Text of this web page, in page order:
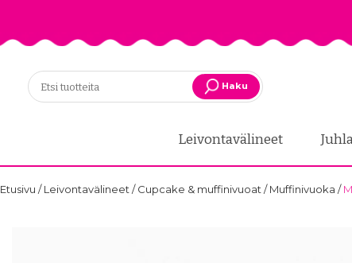
Haku
Leivontavälineet
Etusivu /Leivontavälineet /Cupcake & muffinivuoat /Muffinivuoka /